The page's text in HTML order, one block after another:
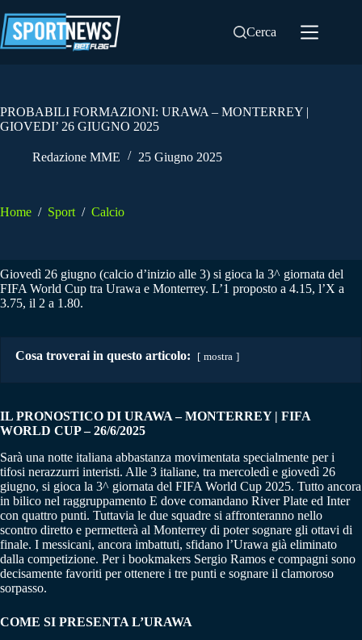
al
contenuto
Cerca
PROBABILI FORMAZIONI: URAWA – MONTERREY |
GIOVEDI’ 26 GIUGNO 2025
Redazione MME 25 Giugno 2025
Home / Sport / Calcio
Giovedì 26 giugno (calcio d’inizio alle 3) si gioca la 3^ giornata del
FIFA World Cup tra Urawa e Monterrey. L’1 proposto a 4.15, l’X a
3.75, il 2 a 1.80.
Cosa troverai in questo articolo: mostra
IL PRONOSTICO DI URAWA – MONTERREY | FIFA
WORLD CUP – 26/6/2025
Sarà una notte italiana abbastanza movimentata specialmente per i
tifosi nerazzurri interisti. Alle 3 italiane, tra mercoledì e giovedì 26
giugno, si gioca la 3^ giornata del FIFA World Cup 2025. Tutto ancora
in bilico nel raggruppamento E dove comandano River Plate ed Inter
con quattro punti. Tuttavia le due squadre si affronteranno nello
scontro diretto e permetterà al Monterrey di poter sognare gli ottavi di
finale. I messicani, ancora imbattuti, sfidano l’Urawa già eliminato
dalla competizione. Per i bookmakers Sergio Ramos e compagni sono
decisamente favoriti per ottenere i tre punti e sognare il clamoroso
sorpasso.
COME SI PRESENTA L’URAWA